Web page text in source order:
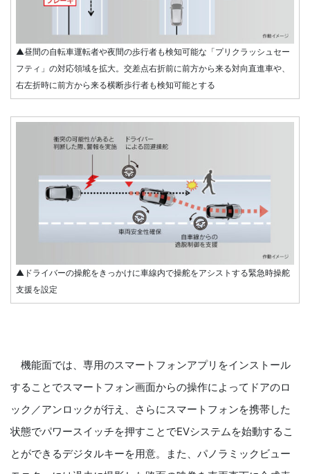
▲昼間の自転車運転者や夜間の歩行者も検知可能な「プリクラッシュセー
フティ」の対応領域を拡大。交差点右折前に前方から来る対向直進車や、
右左折時に前方から来る横断歩行者も検知可能とする
▲ドライバーの操舵をきっかけに車線内で操舵をアシストする緊急時操舵
支援を設定
機能面では、専用のスマートフォンアプリをインストール
することでスマートフォン画面からの操作によってドアのロ
ック／アンロックが行え、さらにスマートフォンを携帯した
状態でパワースイッチを押すことでEVシステムを始動するこ
とができるデジタルキーを用意。また、パノラミックビュー